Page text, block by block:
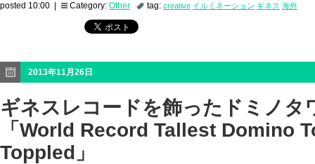
posted 10:00 | Category: Other tag: creative イルミネーション ギネス 海外
2013年11月26日
ギネスレコードを飾ったドミノタ
「World Record Tallest Domino
Toppled」